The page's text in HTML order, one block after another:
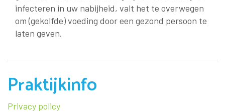
infecteren in uw nabijheid, valt het te overwegen
om (gekolfde) voeding door een gezond persoon te
laten geven.
Praktijkinfo
Privacy policy